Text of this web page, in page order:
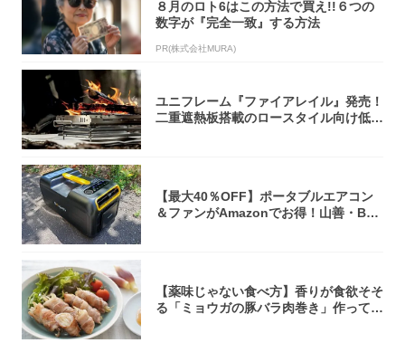
８月のロト6はこの方法で買え!!６つの
数字が『完全一致』する方法
PR(株式会社MURA)
ユニフレーム『ファイアレイル』発売！
二重遮熱板搭載のロースタイル向け低型
【最大40％OFF】ポータブルエアコン
＆ファンがAmazonでお得！山善・Bo
【薬味じゃない食べ方】香りが食欲そそ
る「ミョウガの豚バラ肉巻き」作ってみ